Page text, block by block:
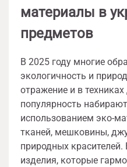
материалы в
предметов
В 2025 году многие
экологичность и
отражение и в
популярность
использованием эко-
тканей, мешковины,
природных красителей.
изделия, которые